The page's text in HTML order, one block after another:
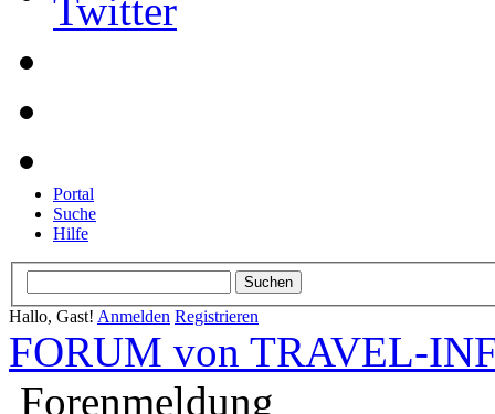
Portal
Suche
Hilfe
Hallo, Gast! Anmelden Registrieren
FORUM von TRAVEL-
Forenmeldung